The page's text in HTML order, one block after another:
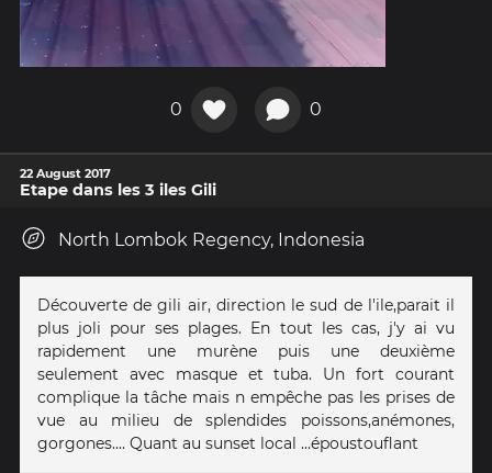
0 0
22 August 2017
Etape dans les 3 iles Gili
North Lombok Regency, Indonesia
Découverte de gili air, direction le sud de l'ile,parait il
plus joli pour ses plages. En tout les cas, j'y ai vu
rapidement une murène puis une deuxième
seulement avec masque et tuba. Un fort courant
complique la tâche mais n empêche pas les prises de
vue au milieu de splendides poissons,anémones,
gorgones.... Quant au sunset local ...époustouflant